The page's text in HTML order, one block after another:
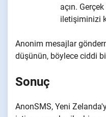
açın.
iletişiminizi
Anonim mesajlar
düşünün, böylece ciddi
Sonuç
AnonSMS, Yeni